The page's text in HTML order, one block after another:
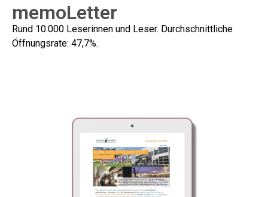
memoLetter​
Rund 10.000 Leserinnen und Leser. Durchschnittliche
Öffnungsrate: 47,7%.